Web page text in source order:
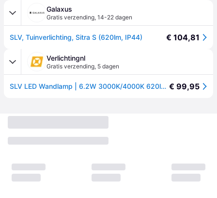
Galaxus
Gratis verzending, 14-22 dagen
SLV, Tuinverlichting, Sitra S (620lm, IP44) € 104,81
Verlichtingnl
Gratis verzending, 5 dagen
SLV LED Wandlamp | 6.2W 3000K/4000K 620lm 830/840 | IP65 | SITRA € 99,95